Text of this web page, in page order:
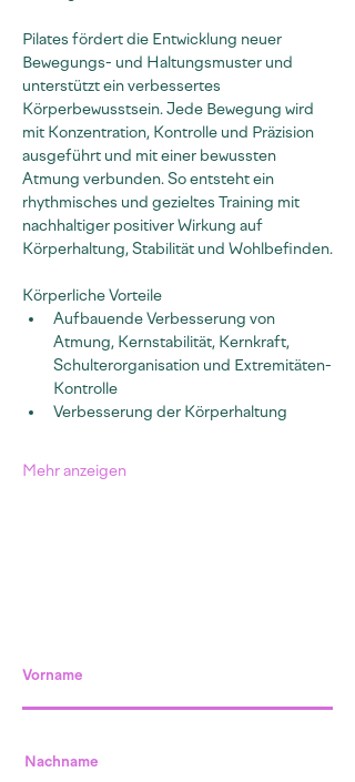
Pilates fördert die Entwicklung neuer
Bewegungs- und Haltungsmuster und
unterstützt ein verbessertes
Körperbewusstsein. Jede Bewegung wird
mit Konzentration, Kontrolle und Präzision
ausgeführt und mit einer bewussten
Atmung verbunden. So entsteht ein
rhythmisches und gezieltes Training mit
nachhaltiger positiver Wirkung auf
Körperhaltung, Stabilität und Wohlbefinden.
Körperliche Vorteile
Aufbauende Verbesserung von
Atmung, Kernstabilität, Kernkraft,
Schulterorganisation und Extremitäten-
Kontrolle
Verbesserung der Körperhaltung
Mehr anzeigen
Vorname
Nachname